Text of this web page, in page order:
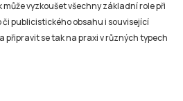
vyzkoušet všechny základní role při
publicistického obsahu i související
připravit se tak na praxi v různých typech